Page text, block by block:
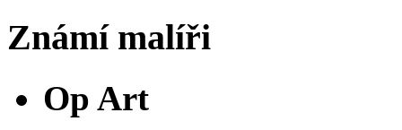
Známí malíři
Op Art